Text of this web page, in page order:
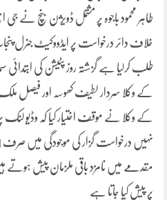
طاہر محمود باجوہ پر مشتمل ڈویژن بنچ نے
خلاف دائر درخواست پر ایڈووکیٹ جنرل
طلب کرلیا ہے گزشتہ روز پٹیشن کی
کے وکلا سردار لطیف کھوسہ اور فیصل
کے وکلا نے موقف اختیار کیا کہ وڈیو لنک
مقدمے میں نامزد باقی ملزمان پیش ہوتے
پر پیش کیا جاتا ہے